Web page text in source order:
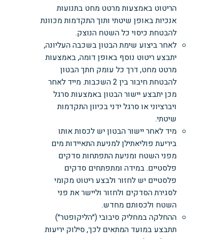
הריטוט באמצעות מרטט מחט בתנועות
אנכיות באופן שיטתי ותוך התקדמות מכוונת
להבטחת כיסוי כל השטח הנוצק.
לאחר ביצוע שימת הבטון בשכבה העליונה,
יתבצע ריטוט נוסף באופן דומה, באמצעות
מרטט מחט, דרך כל עומק חתך הבטון
להבטחת חיבור בין 2 השכבות. מייד לאחר
מכן יתבצע יישור הבטון באמצעות סרגל
ויברציוני או סרגל ידני בכיוון התקדמות
שיטתי.
מיד לאחר יישור הבטון יש לכסות אותו
ביריעת פוליאתילן למניעת התאיידות מים
מפני השטח ומניעת התפתחות סדקים
פלסטיים. במידה ומתפתחים סדקים
פלסטיים יש לחזור ולבצע ריטוט מקומי
לסגירת הסדקים ולחזור וליישר את פני
השטח ולכסותם מחדש.
ההחלקה במחליק סיבובי (״הליקופטר״)
תתבצע במועד המתאים לכך, סילוק יריעות